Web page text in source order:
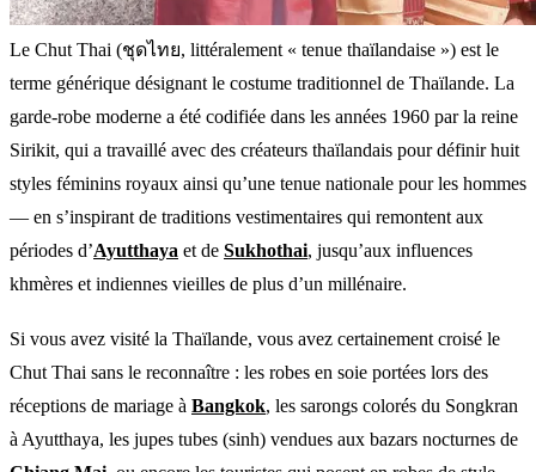
Le Chut Thai (ชุดไทย, littéralement « tenue thaïlandaise ») est le
terme générique désignant le costume traditionnel de Thaïlande. La
garde-robe moderne a été codifiée dans les années 1960 par la reine
Sirikit, qui a travaillé avec des créateurs thaïlandais pour définir huit
styles féminins royaux ainsi qu’une tenue nationale pour les hommes
— en s’inspirant de traditions vestimentaires qui remontent aux
périodes d’Ayutthaya et de Sukhothai, jusqu’aux influences
khmères et indiennes vieilles de plus d’un millénaire.
Si vous avez visité la Thaïlande, vous avez certainement croisé le
Chut Thai sans le reconnaître : les robes en soie portées lors des
réceptions de mariage à Bangkok, les sarongs colorés du Songkran
à Ayutthaya, les jupes tubes (sinh) vendues aux bazars nocturnes de